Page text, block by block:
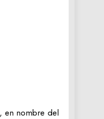
, en nombre del